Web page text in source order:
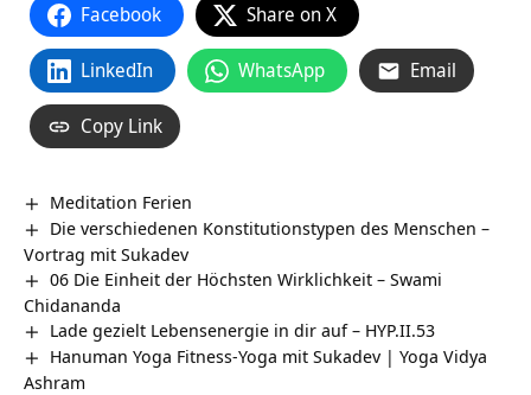
Facebook Share on X
LinkedIn WhatsApp Email
Copy Link
Meditation Ferien
Die verschiedenen Konstitutionstypen des Menschen –
Vortrag mit Sukadev
06 Die Einheit der Höchsten Wirklichkeit – Swami
Chidananda
Lade gezielt Lebensenergie in dir auf – HYP.II.53
Hanuman Yoga Fitness-Yoga mit Sukadev | Yoga Vidya
Ashram